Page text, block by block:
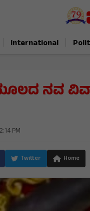
International
ನವ
PM
Twitter Home